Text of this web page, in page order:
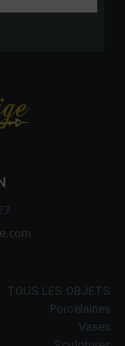
TOUS LES OBJETS
Porcelaines
Vases